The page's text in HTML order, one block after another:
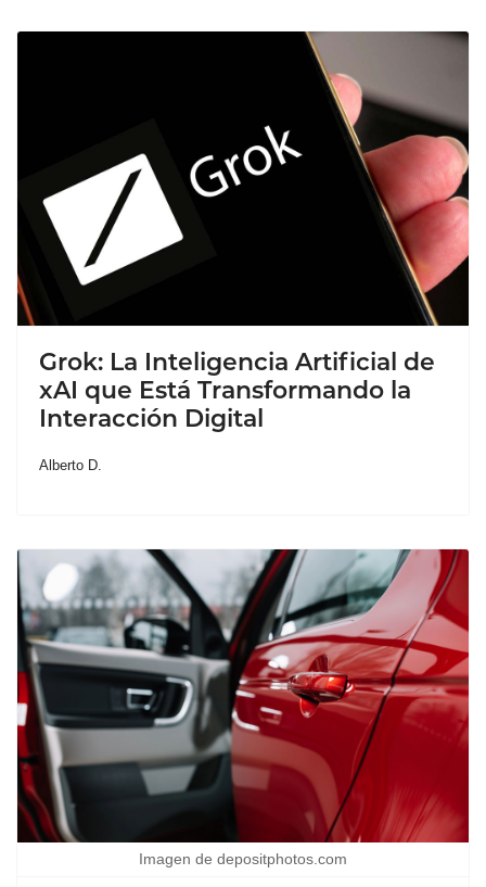
Grok: La Inteligencia Artificial de
xAI que Está Transformando la
Interacción Digital
Alberto D.
Imagen de depositphotos.com